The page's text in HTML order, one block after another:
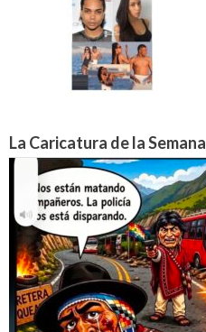
La Caricatura de la Semana